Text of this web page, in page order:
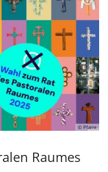
© Pfarre
Raumes